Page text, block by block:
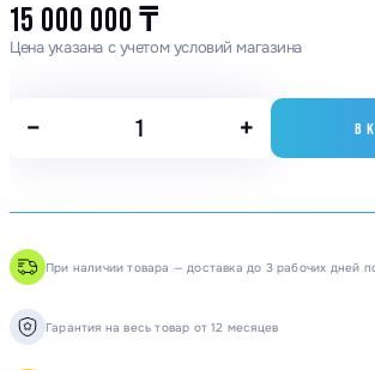
15 000 000 ₸
Цена указана с учетом условий магазина
− + В
При наличии товара — доставка до 3 рабочих дней
Гарантия на весь товар от 12 месяцев